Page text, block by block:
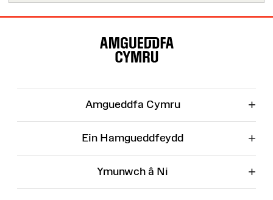
Amgueddfa Cymru +
Ein Hamgueddfeydd +
Ymunwch â Ni +